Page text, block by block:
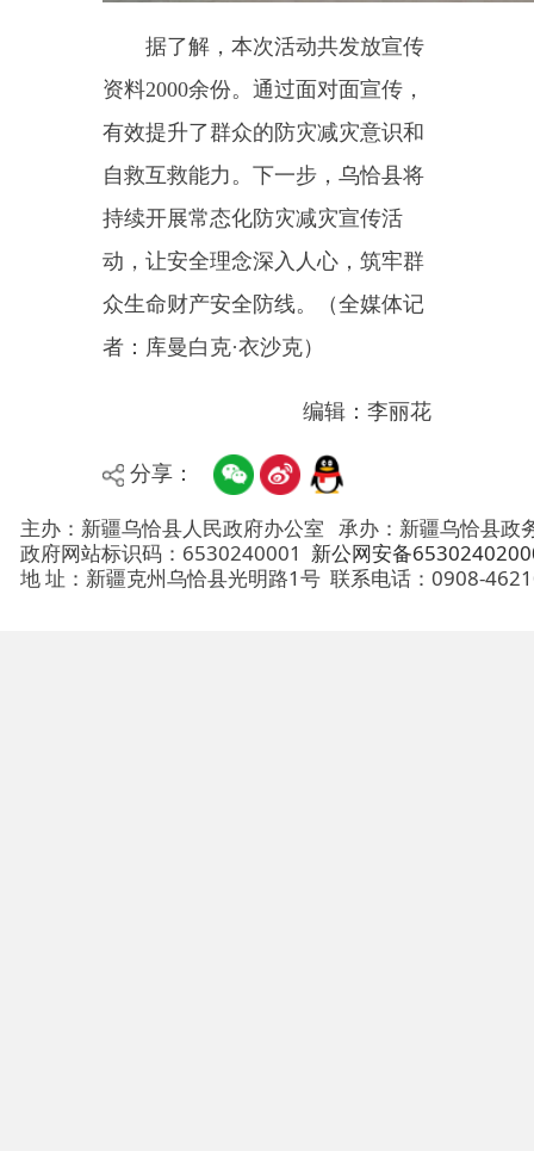
编辑：李丽花
主办：新疆乌恰县人民政府办公室
承办：新疆乌恰县政务服务
政府网站标识码：6530240001新公网安备65302402000101号
地 址：新疆克州乌恰县光明路1号联系电话：0908-4621030